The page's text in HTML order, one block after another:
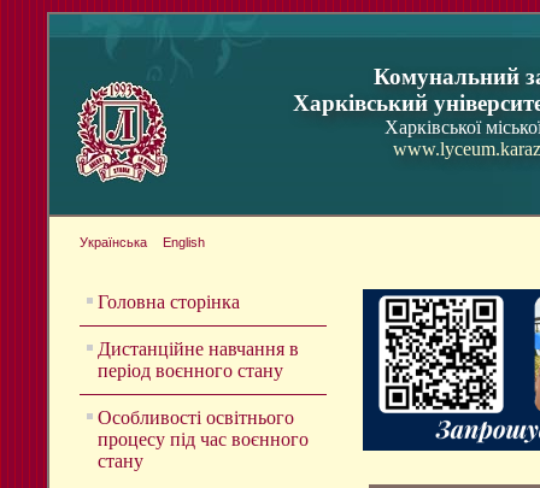
Комунальний
Харківський
Харківської
Українська English
Головна сторінка
Дистанційне навчання в
період воєнного стану
Особливості освітнього
процесу під час воєнного
стану